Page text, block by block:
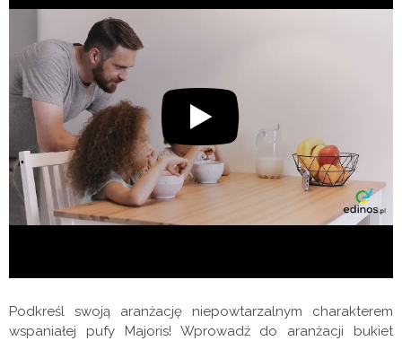
Podkreśl swoją aranżację niepowtarzalnym charakterem
wspaniałej pufy Majoris! Wprowadź do aranżacji bukiet